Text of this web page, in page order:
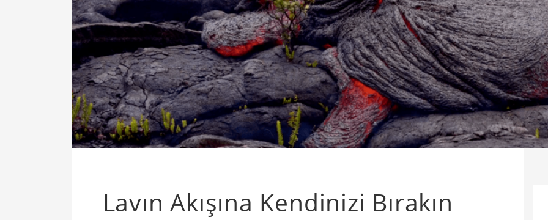
Lavın Akışına Kendinizi Bırakın